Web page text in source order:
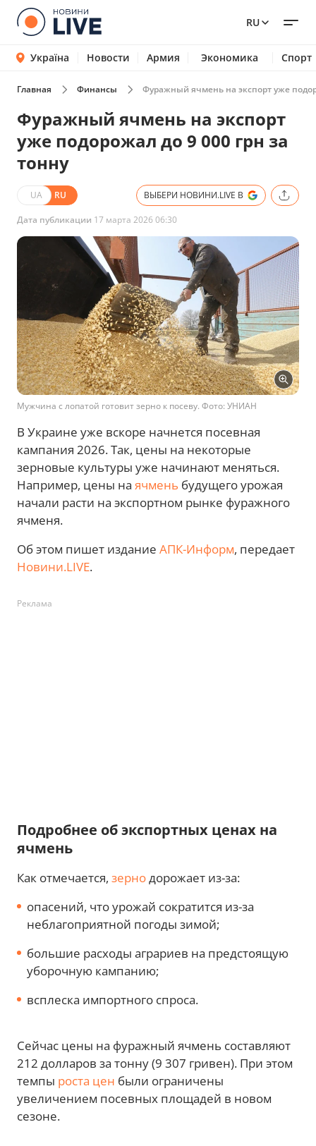
RU
Україна Новости Армия Экономика Спорт
Главная Финансы Фуражный ячмень на экспорт уже
Фуражный ячмень на экспорт
уже подорожал до 9 000 грн за
тонну
UA RU ВЫБЕРИ НОВИНИ.LIVE В
Дата публикации 17 марта 2026 06:30
Мужчина с лопатой готовит зерно к посеву. Фото: УНИАН
В Украине уже вскоре начнется посевная
кампания 2026. Так, цены на некоторые
зерновые культуры уже начинают меняться.
Например, цены на ячмень будущего урожая
начали расти на экспортном рынке фуражного
ячменя.
Об этом пишет издание АПК-Информ, передает
Новини.LIVE.
Реклама
Подробнее об экспортных ценах на
ячмень
Как отмечается, зернодорожает из-за:
опасений, что урожай сократится из-за
неблагоприятной погоды зимой;
большие расходы аграриев на предстоящую
уборочную кампанию;
всплеска импортного спроса.
Сейчас цены на фуражный ячмень составляют
212 долларов за тонну (9 307 гривен). При этом
темпы роста цен были ограничены
увеличением посевных площадей в новом
сезоне.